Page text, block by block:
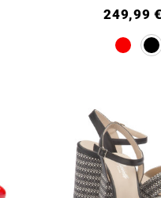
249,99